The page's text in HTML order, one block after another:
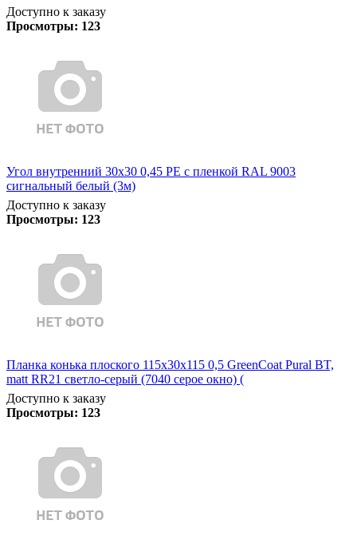
Доступно к заказу
Просмотры: 123
Угол внутренний 30х30 0,45 PE с пленкой RAL 9003
сигнальный белый (3м)
Доступно к заказу
Просмотры: 123
Планка конька плоского 115х30х115 0,5 GreenCoat Pural BT,
matt RR21 светло-серый (7040 серое окно) (
Доступно к заказу
Просмотры: 123